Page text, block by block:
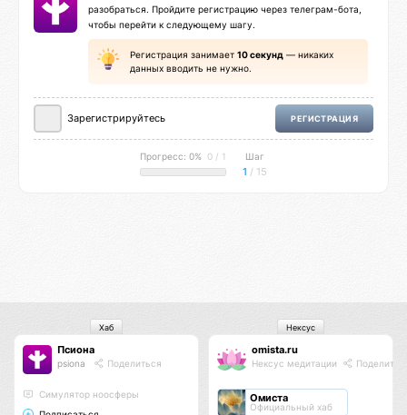
разобраться. Пройдите регистрацию через телеграм-бота,
чтобы перейти к следующему шагу.
Регистрация занимает 10 секунд — никаких
данных вводить не нужно.
Зарегистрируйтесь РЕГИСТРАЦИЯ
Прогресс: 0% 0 / 1 Шаг
1 / 15
Псиона
psiona Поделиться
Cимулятор ноосферы
Хаб
omista.ru
Нексус медитации
Омиста
Официальный хаб
Нексус